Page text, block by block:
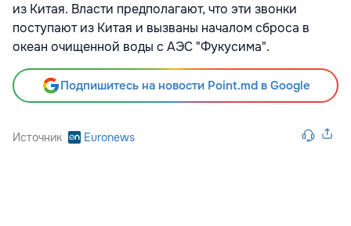
из Китая. Власти предполагают, что эти звонки
поступают из Китая и вызваны началом сброса в
океан очищенной воды с АЭС "Фукусима".
Подпишитесь на новости Point.md в Google
Источник Euronews